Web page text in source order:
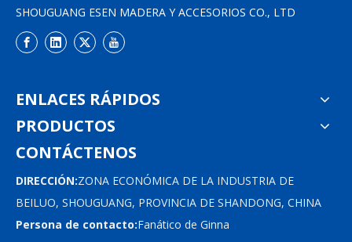
SHOUGUANG ESEN MADERA Y ACCESORIOS CO., LTD
ENLACES RÁPIDOS
PRODUCTOS
CONTÁCTENOS
DIRECCIÓN:ZONA ECONÓMICA DE LA INDUSTRIA DE
BEILUO, SHOUGUANG, PROVINCIA DE SHANDONG, CHINA
Persona de contacto:Fanático de Ginna